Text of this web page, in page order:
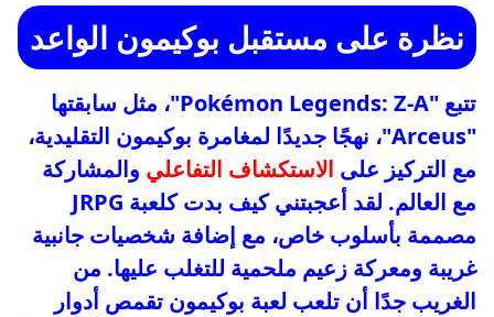
نظرة على مستقبل بوكيمون الواعد
تتبع "Pokémon Legends: Z-A"، مثل سابقتها
"Arceus"، نهجًا جديدًا لمغامرة بوكيمون التقليدية،
مع التركيز على الاستكشاف التفاعلي والمشاركة
مع العالم. لقد أعجبتني كيف بدت كلعبة JRPG
مصممة بأسلوب خاص، مع إضافة شخصيات جانبية
غريبة ومعركة زعيم ملحمية للتغلب عليها. من
الغريب جدًا أن تلعب لعبة بوكيمون تقمص أدوار